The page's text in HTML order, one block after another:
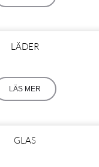
LÄDER
LÄS MER
GLAS